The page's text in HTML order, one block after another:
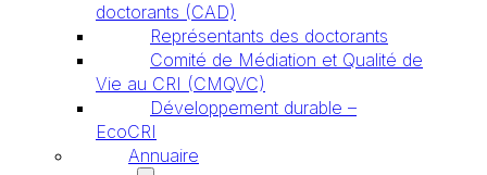
doctorants (CAD)
Représentants des doctorants
Comité de Médiation et Qualité de
Vie au CRI (CMQVC)
Développement durable –
EcoCRI
Annuaire